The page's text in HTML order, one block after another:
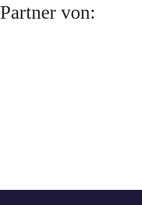
Partner von: